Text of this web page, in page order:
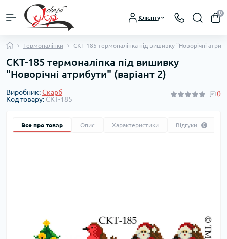
Клієнту
0
Термоналіпки СКТ-185 термоналіпка під вишивку "Новорічні
СКТ-185 термоналіпка під вишивку
"Новорічні атрибути" (варіант 2)
Виробник:Скарб
Код товару: СКТ-185
0
Все про товар Опис Характеристики Відгуки 0